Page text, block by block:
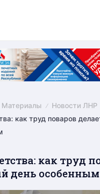
Материалы Новости ЛНР
как труд поваров
как труд
день особенным